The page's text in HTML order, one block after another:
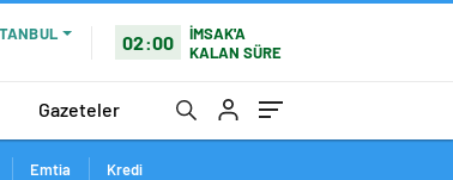
02:00
İMSAK'A
KALAN SÜRE
Gazeteler
Emtia Kredi